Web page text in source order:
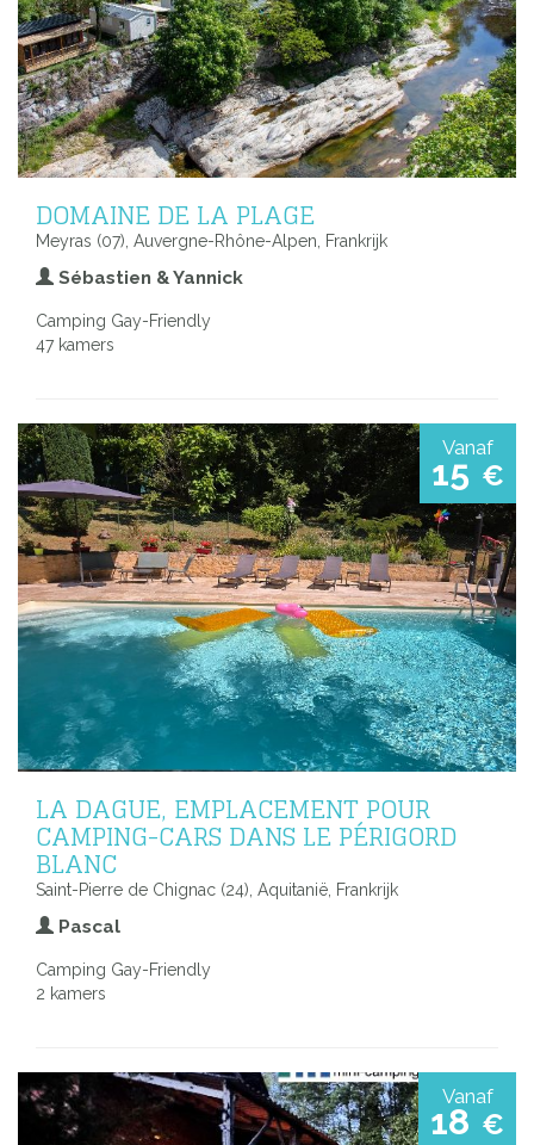
DOMAINE DE LA PLAGE
Meyras (07), Auvergne-Rhône-Alpen, Frankrijk
Sébastien & Yannick
Camping Gay-Friendly
47 kamers
Vanaf
15 €
LA DAGUE, EMPLACEMENT POUR
CAMPING-CARS DANS LE PÉRIGORD
BLANC
Saint-Pierre de Chignac (24), Aquitanië, Frankrijk
Pascal
Camping Gay-Friendly
2 kamers
Vanaf
18 €